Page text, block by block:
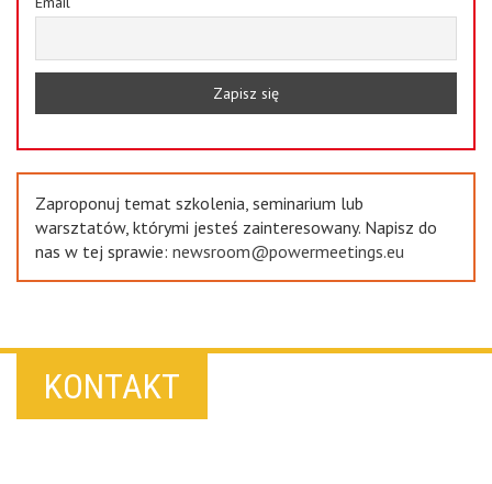
Zaproponuj temat szkolenia, seminarium lub
warsztatów, którymi jesteś zainteresowany. Napisz do
nas w tej sprawie: newsroom@powermeetings.eu
KONTAKT